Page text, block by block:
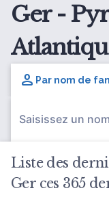
Ger -
Par nom de
Liste des
Ger ces 365